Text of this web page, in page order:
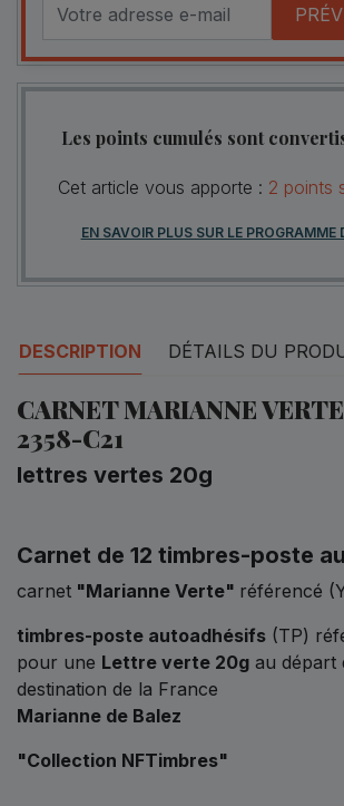
Les points cumulés sont
Cet article vous apporte : 2 points
EN SAVOIR PLUS SUR LE PROGRAMME
DESCRIPTION DÉTAILS DU
CARNET MARIANNE
2358-C21
lettres vertes 20g
Carnet de 12 timbres-poste
carnet "Marianne Verte" référencé
timbres-poste autoadhésifs (TP)
pour une Lettre verte 20g au départ
destination de la France
Marianne de Balez
"Collection NFTimbres"